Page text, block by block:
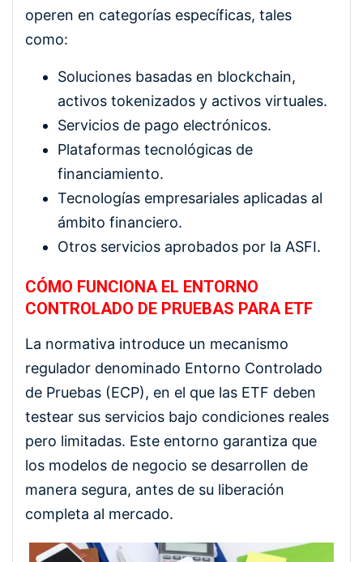
operen en categorías específicas, tales
como:
Soluciones basadas en blockchain,
activos tokenizados y activos virtuales.
Servicios de pago electrónicos.
Plataformas tecnológicas de
financiamiento.
Tecnologías empresariales aplicadas al
ámbito financiero.
Otros servicios aprobados por la ASFI.
CÓMO FUNCIONA EL ENTORNO
CONTROLADO DE PRUEBAS PARA ETF
La normativa introduce un mecanismo
regulador denominado Entorno Controlado
de Pruebas (ECP), en el que las ETF deben
testear sus servicios bajo condiciones reales
pero limitadas. Este entorno garantiza que
los modelos de negocio se desarrollen de
manera segura, antes de su liberación
completa al mercado.